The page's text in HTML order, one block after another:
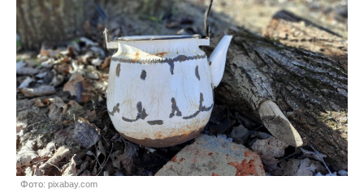
Фото: pixabay.com